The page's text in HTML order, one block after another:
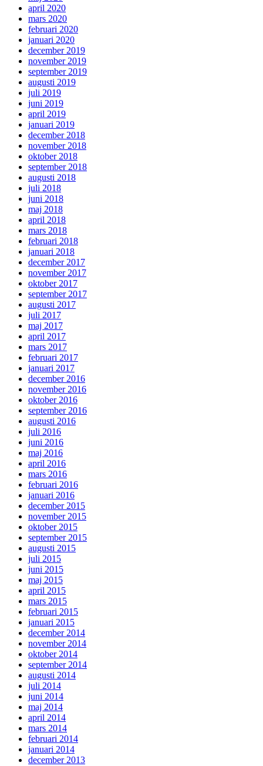
april 2020
mars 2020
februari 2020
januari 2020
december 2019
november 2019
september 2019
augusti 2019
juli 2019
juni 2019
april 2019
januari 2019
december 2018
november 2018
oktober 2018
september 2018
augusti 2018
juli 2018
juni 2018
maj 2018
april 2018
mars 2018
februari 2018
januari 2018
december 2017
november 2017
oktober 2017
september 2017
augusti 2017
juli 2017
maj 2017
april 2017
mars 2017
februari 2017
januari 2017
december 2016
november 2016
oktober 2016
september 2016
augusti 2016
juli 2016
juni 2016
maj 2016
april 2016
mars 2016
februari 2016
januari 2016
december 2015
november 2015
oktober 2015
september 2015
augusti 2015
juli 2015
juni 2015
maj 2015
april 2015
mars 2015
februari 2015
januari 2015
december 2014
november 2014
oktober 2014
september 2014
augusti 2014
juli 2014
juni 2014
maj 2014
april 2014
mars 2014
februari 2014
januari 2014
december 2013